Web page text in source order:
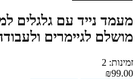
מעמד נייד עם גלגלים
מושלם לגיימרים
זמינות: 2
₪99.00